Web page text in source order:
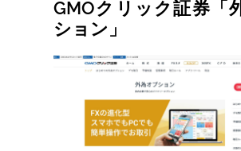
GMOクリック証券「
ション」